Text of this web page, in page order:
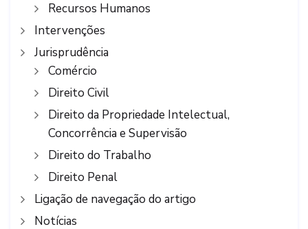
Recursos Humanos
Intervenções
Jurisprudência
Comércio
Direito Civil
Direito da Propriedade Intelectual,
Concorrência e Supervisão
Direito do Trabalho
Direito Penal
Ligação de navegação do artigo
Notícias